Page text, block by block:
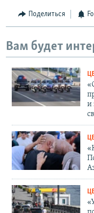
Поделиться
Вам будет
и